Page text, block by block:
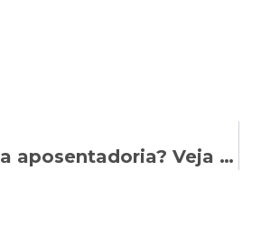
É possível aumentar o valor da aposentadoria? Veja quando o segurado ´pode pedir revisão ou adicionais ao INSS